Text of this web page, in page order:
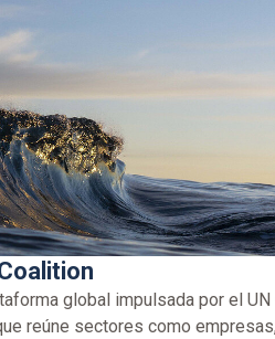
global impulsada por el UN
reúne sectores como